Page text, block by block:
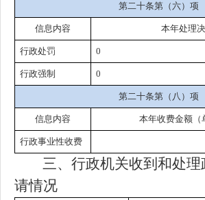
第二十条第（六）项
信息内容 本年处理
行政处罚 0
行政强制 0
第二十条第（八）项
信息内容 本年收费金额（
行政事业性收费
三、行政机关收到和处理
请情况